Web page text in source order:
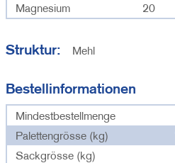
Magnesium
20
Struktur: Mehl
Bestellinformationen
Mindestbestellmenge
Palettengrösse (kg)
Sackgrösse (kg)